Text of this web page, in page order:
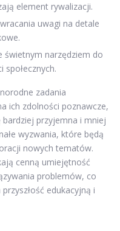
element rywalizacji.
uwagi na detale
świetnym narzędziem do
zadania
ich zdolności poznawcze,
przyjemna i mniej
wyzwania, które będą
nowych tematów.
cenną umiejętność
problemów, co
edukacyjną i